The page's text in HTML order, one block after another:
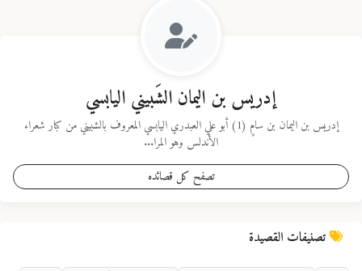
إدريس بن اليمان الشَبيني اليابسي
إدريس بن اليمان بن سامٍ (1) أبو علي العبدري اليابسي المعروف بالشبيني من كبار شعراء
الأندلس وهو المرا...
تصفح كل قصائده
تصنيفات القصيدة